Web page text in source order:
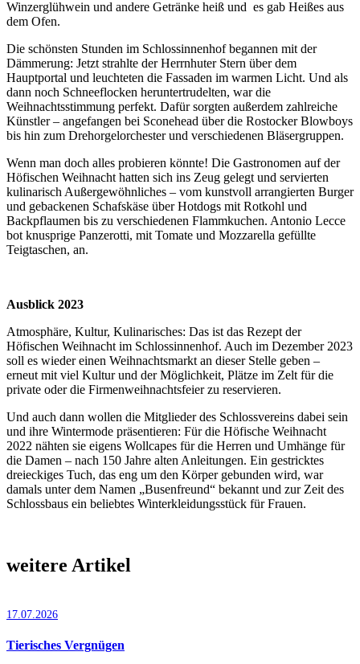
Winzerglühwein und andere Getränke heiß und es gab Heißes aus
dem Ofen.
Die schönsten Stunden im Schloss­innenhof begannen mit der
Dämmerung: Jetzt strahlte der Herrn­huter Stern über dem
Hauptportal und leuchteten die Fassaden im warmen Licht. Und als
dann noch Schneeflocken heruntertrudelten, war die
Weihnachtsstimmung perfekt. Dafür sorgten außerdem zahlreiche
Künstler – angefangen bei Sconehead über die Rostocker Blowboys
bis hin zum Drehorgelorchester und verschiedenen Bläsergruppen.
Wenn man doch alles probieren könnte! Die Gastronomen auf der
Höfischen Weihnacht hatten sich ins Zeug gelegt und servierten
kulinarisch Außergewöhnliches – vom kunstvoll arrangierten Burger
und gebackenen Schafskäse über Hotdogs mit Rotkohl und
Backpflaumen bis zu verschiedenen Flammkuchen. Antonio Lecce
bot knusprige Panzerotti, mit Tomate und Mozzarella gefüllte
Teigtaschen, an.
Ausblick 2023
Atmosphäre, Kultur, Kulinarisches: Das ist das Rezept der
Höfischen Weihnacht im Schlossinnenhof. Auch im Dezember 2023
soll es wieder einen Weihnachtsmarkt an dieser Stelle geben –
erneut mit viel Kultur und der Möglichkeit, Plätze im Zelt für die
private oder die Firmenweihnachtsfeier zu reservieren.
Und auch dann wollen die Mitglieder des Schlossvereins dabei sein
und ihre Wintermode präsentieren: Für die Höfische Weihnacht
2022 nähten sie eigens Wollcapes für die Herren und Umhänge für
die Damen – nach 150 Jahre alten Anleitungen. Ein gestricktes
dreieckiges Tuch, das eng um den Körper gebunden wird, war
damals unter dem Namen „Busenfreund“ bekannt und zur Zeit des
Schlossbaus ein beliebtes Winterkleidungsstück für Frauen.
weitere Artikel
17.07.2026
Tierisches Vergnügen